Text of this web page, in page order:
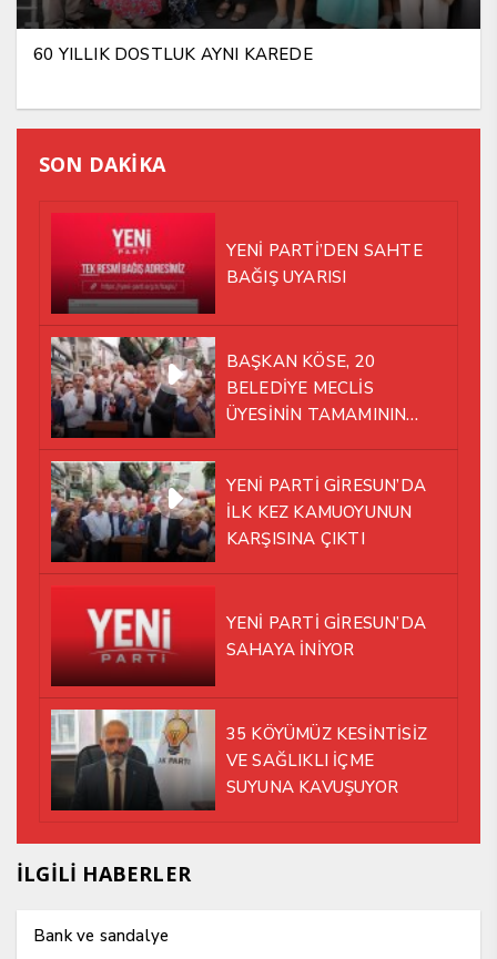
60 YILLIK DOSTLUK AYNI KAREDE
SON DAKİKA
YENİ PARTİ’DEN SAHTE
BAĞIŞ UYARISI
BAŞKAN KÖSE, 20
BELEDİYE MECLİS
ÜYESİNİN TAMAMININ
YÜRÜMEYE KARAR VERDİK
YENİ PARTİ GİRESUN’DA
İLK KEZ KAMUOYUNUN
KARŞISINA ÇIKTI
YENİ PARTİ GİRESUN’DA
SAHAYA İNİYOR
35 KÖYÜMÜZ KESİNTİSİZ
VE SAĞLIKLI İÇME
SUYUNA KAVUŞUYOR
İLGİLİ HABERLER
Bank ve sandalye